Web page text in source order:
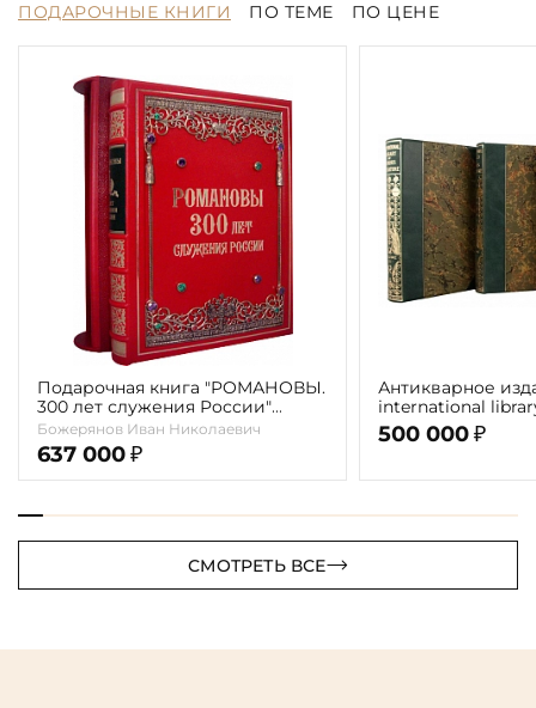
ПОДАРОЧНЫЕ КНИГИ ПО ТЕМЕ ПО ЦЕНЕ
Подарочная книга "РОМАНОВЫ.
300 лет служения России"
Экземпляр № 09 ППМ.17.024
Божерянов Иван Николаевич
637 000 ₽
Антикварное
international
literature" 1898 г.
500 000 ₽
СМОТРЕТЬ ВСЕ